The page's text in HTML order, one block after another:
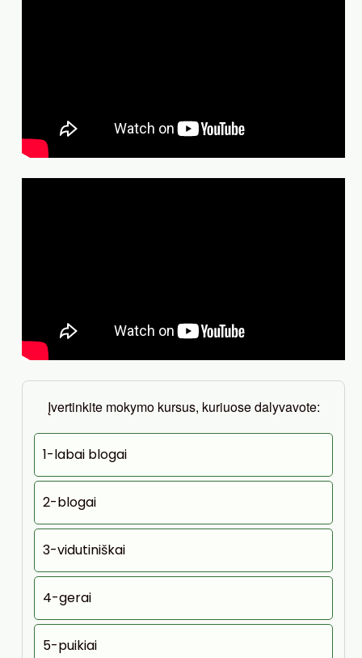
Įvertinkite mokymo kursus, kuriuose dalyvavote:
1-labai blogai
2-blogai
3-vidutiniškai
4-gerai
5-puikiai